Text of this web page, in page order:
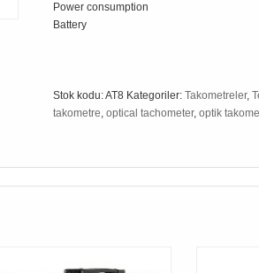
Power consumption
Battery
Stok kodu:AT8 Kategoriler: Takometreler,
takometre, optical tachometer, optik